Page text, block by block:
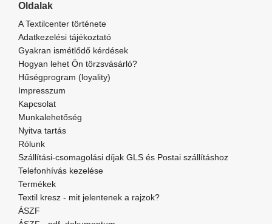
Oldalak
A Textilcenter története
Adatkezelési tájékoztató
Gyakran ismétlődő kérdések
Hogyan lehet Ön törzsvásárló?
Hűségprogram (loyality)
Impresszum
Kapcsolat
Munkalehetőség
Nyitva tartás
Rólunk
Szállítási-csomagolási díjak GLS és Postai szállításhoz
Telefonhívás kezelése
Termékek
Textil kresz - mit jelentenek a rajzok?
ÁSZF